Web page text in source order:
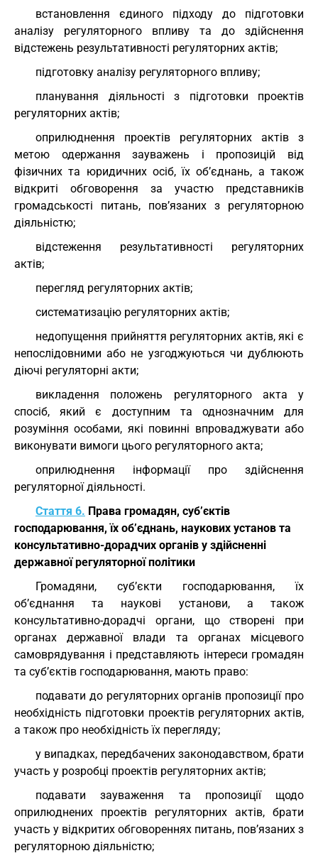
встановлення єдиного підходу до підготовки
аналізу регуляторного впливу та до здійснення
відстежень результативності регуляторних актів;
підготовку аналізу регуляторного впливу;
планування діяльності з підготовки проектів
регуляторних актів;
оприлюднення проектів регуляторних актів з
метою одержання зауважень і пропозицій від
фізичних та юридичних осіб, їх об’єднань, а також
відкриті обговорення за участю представників
громадськості питань, пов’язаних з регуляторною
діяльністю;
відстеження результативності регуляторних
актів;
перегляд регуляторних актів;
систематизацію регуляторних актів;
недопущення прийняття регуляторних актів, які є
непослідовними або не узгоджуються чи дублюють
діючі регуляторні акти;
викладення положень регуляторного акта у
спосіб, який є доступним та однозначним для
розуміння особами, які повинні впроваджувати або
виконувати вимоги цього регуляторного акта;
оприлюднення інформації про здійснення
регуляторної діяльності.
Стаття 6. Права громадян, суб’єктів
господарювання, їх об’єднань, наукових установ та
консультативно-дорадчих органів у здійсненні
державної регуляторної політики
Громадяни, суб’єкти господарювання, їх
об’єднання та наукові установи, а також
консультативно-дорадчі органи, що створені при
органах державної влади та органах місцевого
самоврядування і представляють інтереси громадян
та суб’єктів господарювання, мають право:
подавати до регуляторних органів пропозиції про
необхідність підготовки проектів регуляторних актів,
а також про необхідність їх перегляду;
у випадках, передбачених законодавством, брати
участь у розробці проектів регуляторних актів;
подавати зауваження та пропозиції щодо
оприлюднених проектів регуляторних актів, брати
участь у відкритих обговореннях питань, пов’язаних з
регуляторною діяльністю;